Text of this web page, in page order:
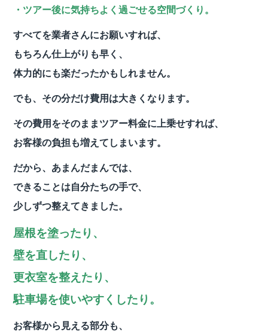
・ツアー後に気持ちよく過ごせる空間づくり。
すべてを業者さんにお願いすれば、
もちろん仕上がりも早く、
体力的にも楽だったかもしれません。
でも、その分だけ費用は大きくなります。
その費用をそのままツアー料金に上乗せすれば、
お客様の負担も増えてしまいます。
だから、あまんだまんでは、
できることは自分たちの手で、
少しずつ整えてきました。
屋根を塗ったり、
壁を直したり、
更衣室を整えたり、
駐車場を使いやすくしたり。
お客様から見える部分も、